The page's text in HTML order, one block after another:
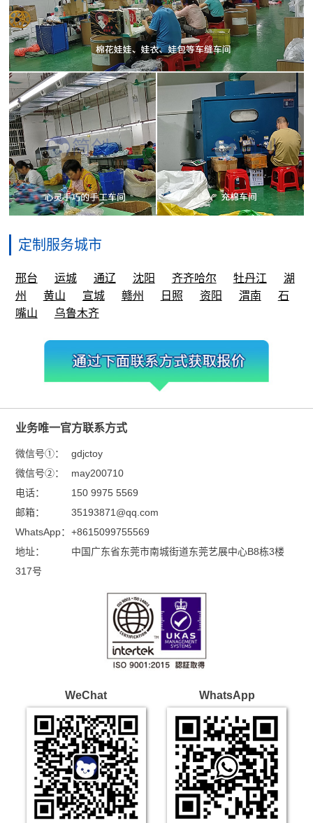
定制服务城市
邢台 运城 通辽 沈阳 齐齐哈尔 牡丹江
湖
州
黄山 宣城 赣州 日照 资阳 渭南
石
嘴山
乌鲁木齐
业务唯一官方联系方式
微信号①：
gdjctoy
微信号②：
may200710
电话：
150 9975 5569
邮箱：
35193871@qq.com
WhatsApp： +8615099755569
地址：
中国广东省东莞市南城街道东莞艺展中心B8栋3楼
317号
WeChat WhatsApp